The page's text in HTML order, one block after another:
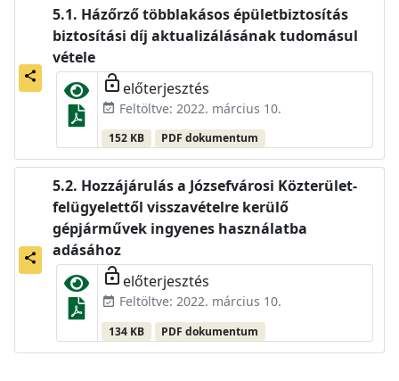
share
Házőrző többlakásos épületbiztosítás
biztosítási díj aktualizálásának tudomásul
vétele
lock_open előterjesztés
event_available Feltöltve: 2022. március 10.
152 KB PDF dokumentum
share
Hozzájárulás a Józsefvárosi Közterület-
felügyelettől visszavételre kerülő
gépjárművek ingyenes használatba
adásához
lock_open előterjesztés
event_available Feltöltve: 2022. március 10.
134 KB PDF dokumentum